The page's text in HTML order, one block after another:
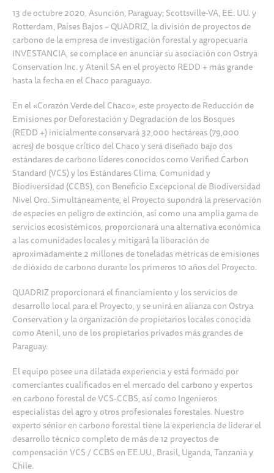
13 de octubre 2020, Asunción, Paraguay; Scottsville-VA, EE. UU. y
Rotterdam, Países Bajos – QUADRIZ, la división de proyectos de
carbono de la empresa de investigación forestal y agropecuaria
INVESTANCIA, se complace en anunciar su asociación con Ostrya
Conservation Inc. y Atenil SA en el proyecto REDD + más grande
hasta la fecha en el Chaco paraguayo.
En el «Corazón Verde del Chaco», este proyecto de Reducción de
Emisiones por Deforestación y Degradación de los Bosques
(REDD +) inicialmente conservará 32,000 hectáreas (79,000
acres) de bosque crítico del Chaco y será diseñado bajo dos
estándares de carbono líderes conocidos como Verified Carbon
Standard (VCS) y los Estándares Clima, Comunidad y
Biodiversidad (CCBS), con Beneficio Excepcional de Biodiversidad
Nivel Oro. Simultáneamente, el Proyecto supondrá la preservación
de especies en peligro de extinción, así como una amplia gama de
servicios ecosistémicos, proporcionará una alternativa económica
a las comunidades locales y mitigará la liberación de
aproximadamente 2 millones de toneladas métricas de emisiones
de dióxido de carbono durante los primeros 10 años del Proyecto.
QUADRIZ proporcionará el financiamiento y los servicios de
desarrollo local para el Proyecto, y se unirá en alianza con Ostrya
Conservation y la organización de propietarios locales conocida
como Atenil, uno de los propietarios privados más grandes de
Paraguay.
El equipo posee una dilatada experiencia y está formado por
comerciantes cualificados en el mercado del carbono y expertos
en carbono forestal de VCS-CCBS, así como Ingenieros
especialistas del agro y otros profesionales forestales. Nuestro
experto sénior en carbono forestal tiene la experiencia de liderar el
desarrollo técnico completo de más de 12 proyectos de
compensación VCS / CCBS en EE.UU., Brasil, Uganda, Tanzania y
Chile.